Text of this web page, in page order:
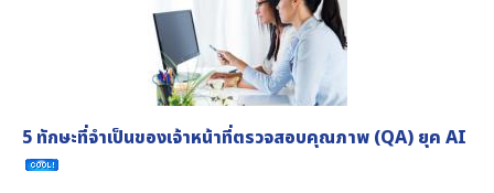
5 ทักษะที่จำเป็นของเจ้าหน้าที่ตรวจสอบคุณภาพ (QA) ยุค AI